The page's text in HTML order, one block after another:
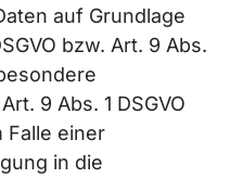
auf Grundlage
bzw. Art. 9 Abs.
9 Abs. 1 DSGVO
Falle einer
in die